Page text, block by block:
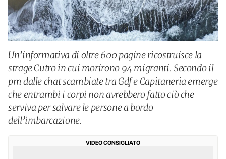
Un’informativa di oltre 600 pagine ricostruisce la
strage Cutro in cui morirono 94 migranti. Secondo il
pm dalle chat scambiate tra Gdf e Capitaneria emerge
che entrambi i corpi non avrebbero fatto ciò che
serviva per salvare le persone a bordo
dell’imbarcazione.
VIDEO CONSIGLIATO